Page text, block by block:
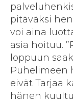
pitäväksi
voi aina
asia hoituu.
loppuun
Puhelimeen
eivät Tarjaa
hänen